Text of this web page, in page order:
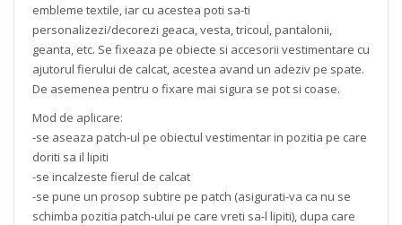
embleme textile, iar cu acestea poti sa-ti
personalizezi/decorezi geaca, vesta, tricoul, pantalonii,
geanta, etc. Se fixeaza pe obiecte si accesorii vestimentare cu
ajutorul fierului de calcat, acestea avand un adeziv pe spate.
De asemenea pentru o fixare mai sigura se pot si coase.
Mod de aplicare:
-se aseaza patch-ul pe obiectul vestimentar in pozitia pe care
doriti sa il lipiti
-se incalzeste fierul de calcat
-se pune un prosop subtire pe patch (asigurati-va ca nu se
schimba pozitia patch-ului pe care vreti sa-l lipiti), dupa care